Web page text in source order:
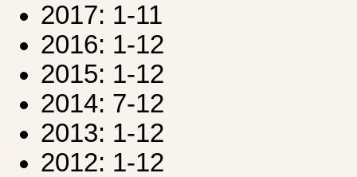
2017: 1-11
2016: 1-12
2015: 1-12
2014: 7-12
2013: 1-12
2012: 1-12